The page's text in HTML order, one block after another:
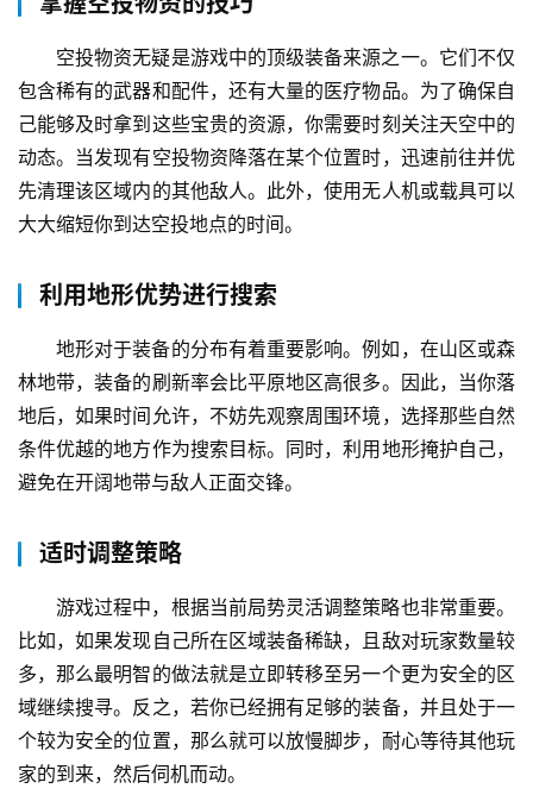
空投物资无疑是游戏中的顶级装备来源之一。它们不仅
包含稀有的武器和配件，还有大量的医疗物品。为了确保自
己能够及时拿到这些宝贵的资源，你需要时刻关注天空中的
动态。当发现有空投物资降落在某个位置时，迅速前往并优
先清理该区域内的其他敌人。此外，使用无人机或载具可以
大大缩短你到达空投地点的时间。
利用地形优势进行搜索
地形对于装备的分布有着重要影响。例如，在山区或森
林地带，装备的刷新率会比平原地区高很多。因此，当你落
地后，如果时间允许，不妨先观察周围环境，选择那些自然
条件优越的地方作为搜索目标。同时，利用地形掩护自己，
避免在开阔地带与敌人正面交锋。
适时调整策略
游戏过程中，根据当前局势灵活调整策略也非常重要。
比如，如果发现自己所在区域装备稀缺，且敌对玩家数量较
多，那么最明智的做法就是立即转移至另一个更为安全的区
域继续搜寻。反之，若你已经拥有足够的装备，并且处于一
个较为安全的位置，那么就可以放慢脚步，耐心等待其他玩
家的到来，然后伺机而动。